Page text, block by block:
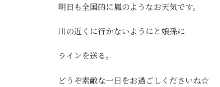
明日も全国的に嵐のようなお天気です。
川の近くに行かないようにと娘孫に
ラインを送る。
どうぞ素敵な一日をお過ごしくださいね☆